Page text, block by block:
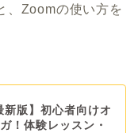
、Zoomの使い方を
新版】初心者向けオ
！体験レッスン・